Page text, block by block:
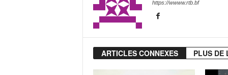
https://wwww.rtb.bf
ARTICLES CONNEXES PLUS DE